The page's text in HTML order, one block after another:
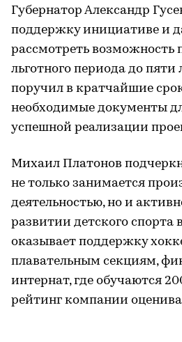
Губернатор Александр
поддержку инициативе и
рассмотреть возможность
льготного периода до пяти
поручил в кратчайшие
необходимые документы
успешной реализации
Михаил Платонов
не только занимается
деятельностью, но и
развитии детского спорта
оказывает поддержку
плавательным секциям,
интернат, где обучаются
рейтинг компании